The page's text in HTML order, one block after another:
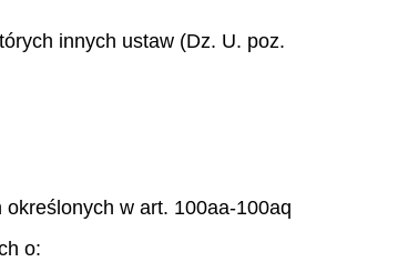
innych ustaw (Dz. U. poz.
w art. 100aa-100aq
o: